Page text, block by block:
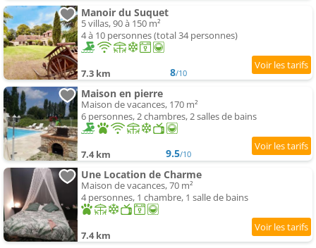
Manoir du Suquet
5 villas, 90 à 150 m²
4 à 10 personnes (total 34 personnes)
7.3 km 8/10
Maison en pierre
Maison de vacances, 170 m²
6 personnes, 2 chambres, 2 salles de bains
7.4 km 9.5/10
Une Location de Charme
Maison de vacances, 70 m²
4 personnes, 1 chambre, 1 salle de bains
7.4 km